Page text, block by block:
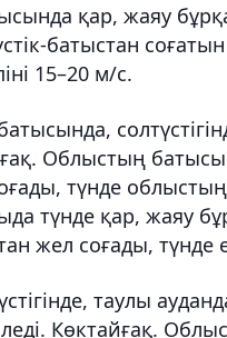
қар, жаяу
батыстан
15–20 м/с.
Облыстың
түнде
түнде қар, жаяу
жел соғады, түнде
таулы
Көктайғақ.